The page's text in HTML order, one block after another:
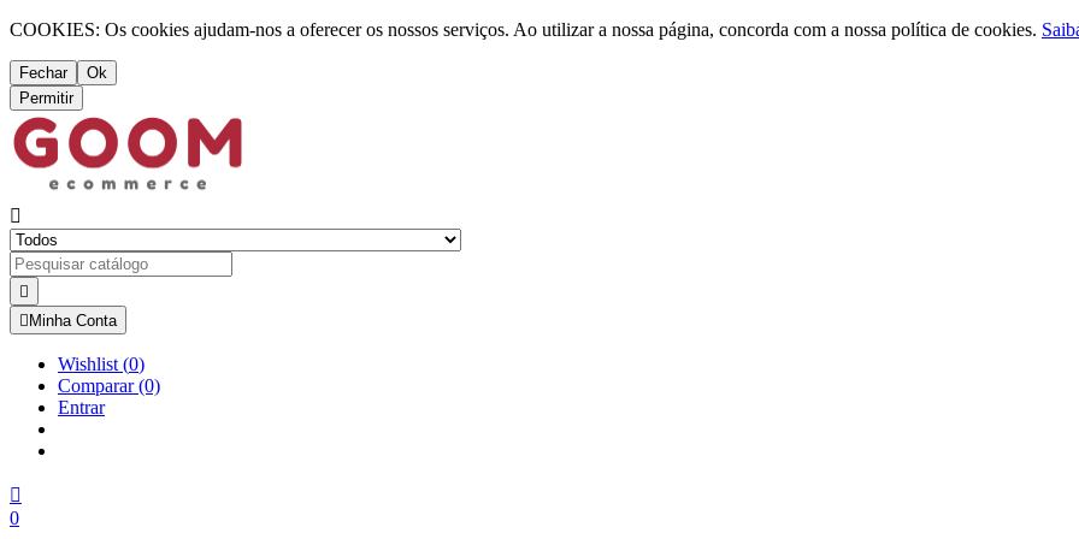
COOKIES: Os cookies ajudam-nos a oferecer os nossos serviços. Ao utilizar a nossa página, concorda com a nossa política de cookies.
Fechar
Ok
Permitir


 Minha Conta
Wishlist (0)
Comparar(0)
Entrar

0